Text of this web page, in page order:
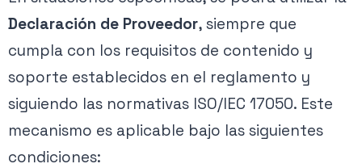
Declaración de Proveedor, siempre que
cumpla con los requisitos de contenido y
soporte establecidos en el reglamento y
siguiendo las normativas ISO/IEC 17050. Este
mecanismo es aplicable bajo las siguientes
condiciones: